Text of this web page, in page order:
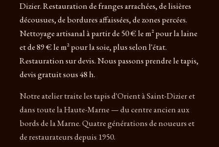
Dizier. Restauration de franges arrachées, de lisières
décousues, de bordures affaissées, de zones percées.
Nettoyage artisanal à partir de 50 € le m² pour la laine
et de 89 € le m² pour la soie, plus selon l'état.
Restauration sur devis. Nous passons prendre le tapis,
devis gratuit sous 48 h.
Notre atelier traite les tapis d'Orient à Saint-Dizier et
dans toute la Haute-Marne — du centre ancien aux
bords de la Marne. Quatre générations de noueurs et
de restaurateurs depuis 1950.